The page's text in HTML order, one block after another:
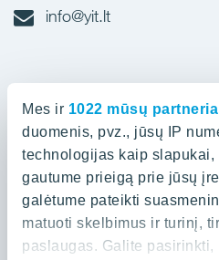
Mes ir 1022 mūsų
duomenis, pvz., jūsų IP
technologijas kaip slapukai,
gautume prieigą prie jūsų
galėtume pateikti
matuoti skelbimus ir turinį,
paslaugas. Galite
info@yit.lt
Spaudos g. 7, LT-05132
+370 52 388836
info@yit.lt